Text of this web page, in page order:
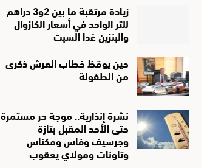
زيادة مرتقبة ما بين 2و3 دراهم
للتر الواحد في أسعار الكازوال
والبنزين غدا السبت
حين يوقظ خطاب العرش ذكرى
من الطفولة
نشرة إنذارية.. موجة حر مستمرة
حتى الأحد المقبل بتازة
وجرسيف وفاس ومكناس
وتاونات ومولاي يعقوب